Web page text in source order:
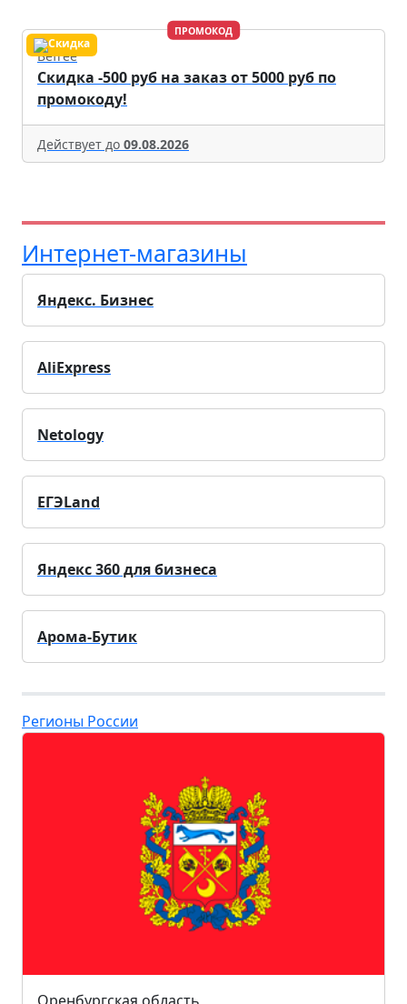
ПРОМОКОД
Befree
Скидка -500 руб на заказ от 5000 руб по
промокоду!
Действует до 09.08.2026
Интернет-магазины
Яндекс. Бизнес
AliExpress
Netology
ЕГЭLand
Яндекс 360 для бизнеса
Арома-Бутик
Регионы России